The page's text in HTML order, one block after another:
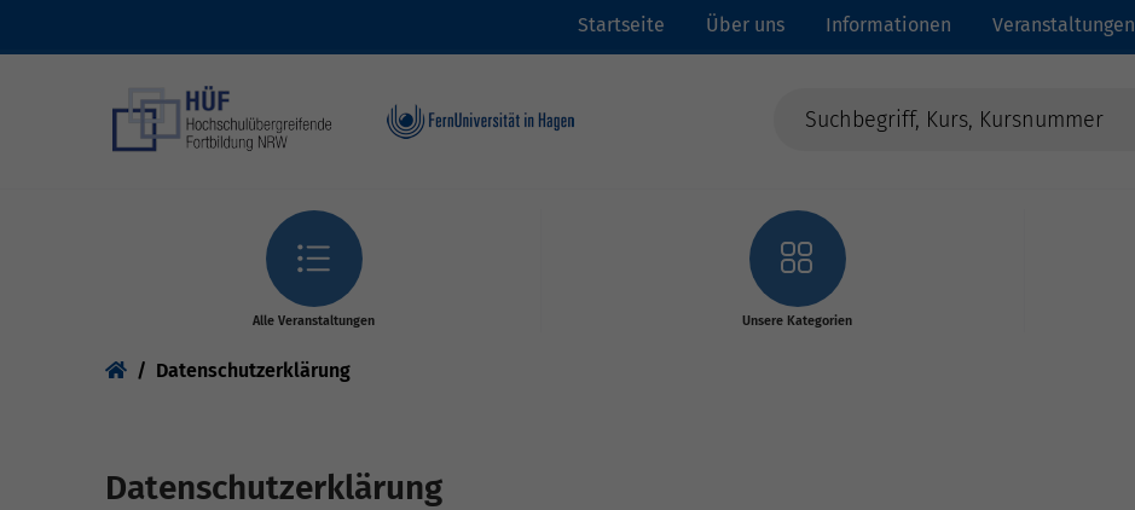
Startseite Über uns Informationen Veranstaltungen
Alle Veranstaltungen Unsere Kategorien
Datenschutzerklärung
Datenschutzerklärung